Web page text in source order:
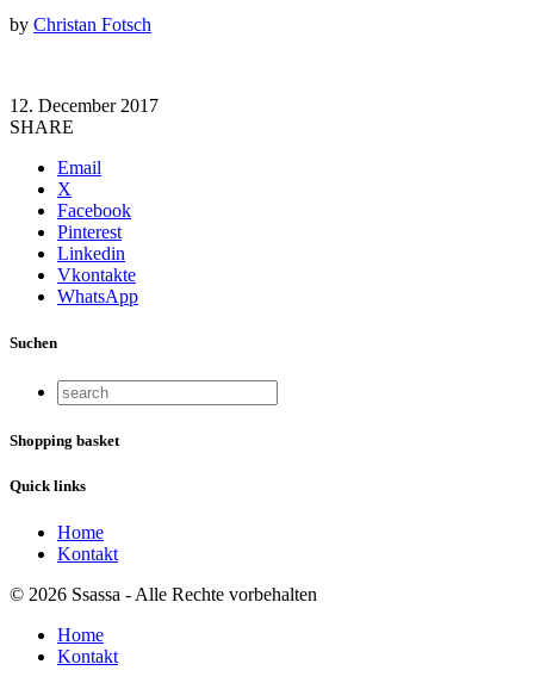
by Christan Fotsch
12. December 2017
SHARE
Email
X
Facebook
Pinterest
Linkedin
Vkontakte
WhatsApp
Suchen
Shopping basket
Quick links
Home
Kontakt
© 2026 Ssassa - Alle Rechte vorbehalten
Home
Kontakt